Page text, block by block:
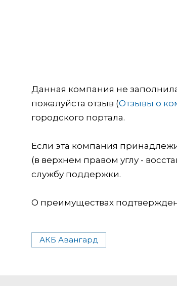
Данная компания не
пожалуйста отзыв (Отзывы о
городского портала.
Если эта компания
(в верхнем правом углу -
службу поддержки.
О преимуществах
АКБ Авангард